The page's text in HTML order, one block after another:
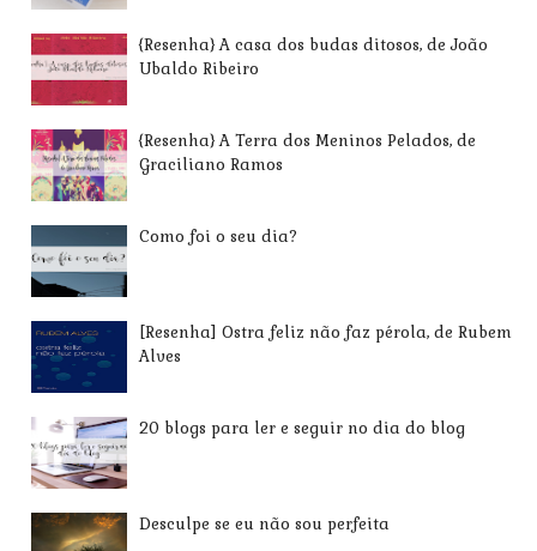
{Resenha} A casa dos budas ditosos, de João
Ubaldo Ribeiro
{Resenha} A Terra dos Meninos Pelados, de
Graciliano Ramos
Como foi o seu dia?
[Resenha] Ostra feliz não faz pérola, de Rubem
Alves
20 blogs para ler e seguir no dia do blog
Desculpe se eu não sou perfeita